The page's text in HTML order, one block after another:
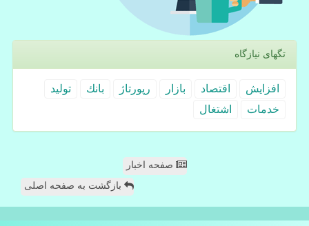
تگهای نیازگاه
افزایش اقتصاد بازار رپورتاژ بانك
تولید
خدمات
اشتغال
صفحه اخبار
بازگشت به صفحه اصلی